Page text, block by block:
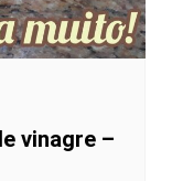
vinagre –